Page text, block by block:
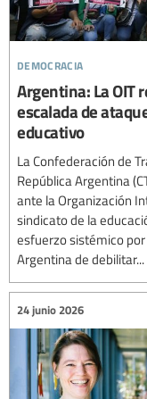
democracia
Argentina: La OIT
escalada de
educativo
La Confederación de
República Argentina
ante la Organización
sindicato de la
esfuerzo sistémico
Argentina de debilitar...
24 junio 2026